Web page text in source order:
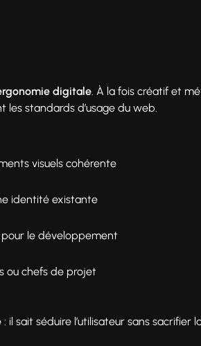
digitale. À la fois créatif et
les standards d’usage du web.
visuels cohérente
identité existante
le développement
ou chefs de projet
: il sait séduire l’utilisateur sans sacrifier